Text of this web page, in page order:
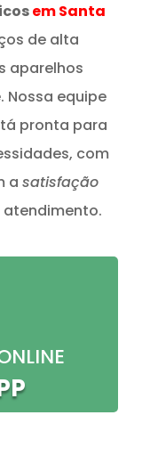
em Santa
de alta
aparelhos
equipe
pronta para
com
a satisfação